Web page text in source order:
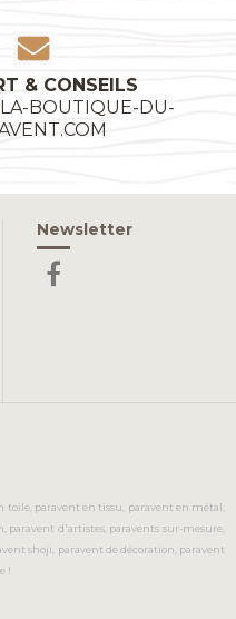
& CONSEILS
BOUTIQUE-DU-
Newsletter
toile, paravent en tissu, paravent en métal,
paravent d'artistes, paravents sur-mesure,
shoji, paravent de décoration, paravent
!